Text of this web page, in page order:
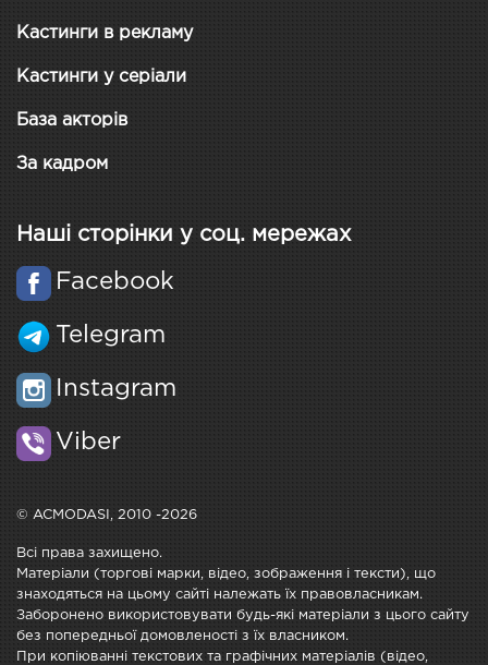
Кастинги в рекламу
Кастинги у серіали
База акторів
За кадром
Наші сторінки у соц. мережах
Facebook
Telegram
Instagram
Viber
© ACMODASI, 2010 -2026
Всі права захищено.
Матеріали (торгові марки, відео, зображення і тексти), що
знаходяться на цьому сайті належать їх правовласникам.
Заборонено використовувати будь-які матеріали з цього сайту
без попередньої домовленості з їх власником.
При копіюванні текстових та графічних матеріалів (відео,